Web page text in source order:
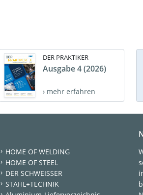
DER PRAKTIKER
Ausgabe 4 (2026)
› mehr erfahren
HOME OF WELDING
HOME OF STEEL
DER SCHWEISSER
STAHL+TECHNIK